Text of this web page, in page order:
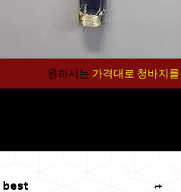
원하시는 가격대로 청바지를
best
best
t